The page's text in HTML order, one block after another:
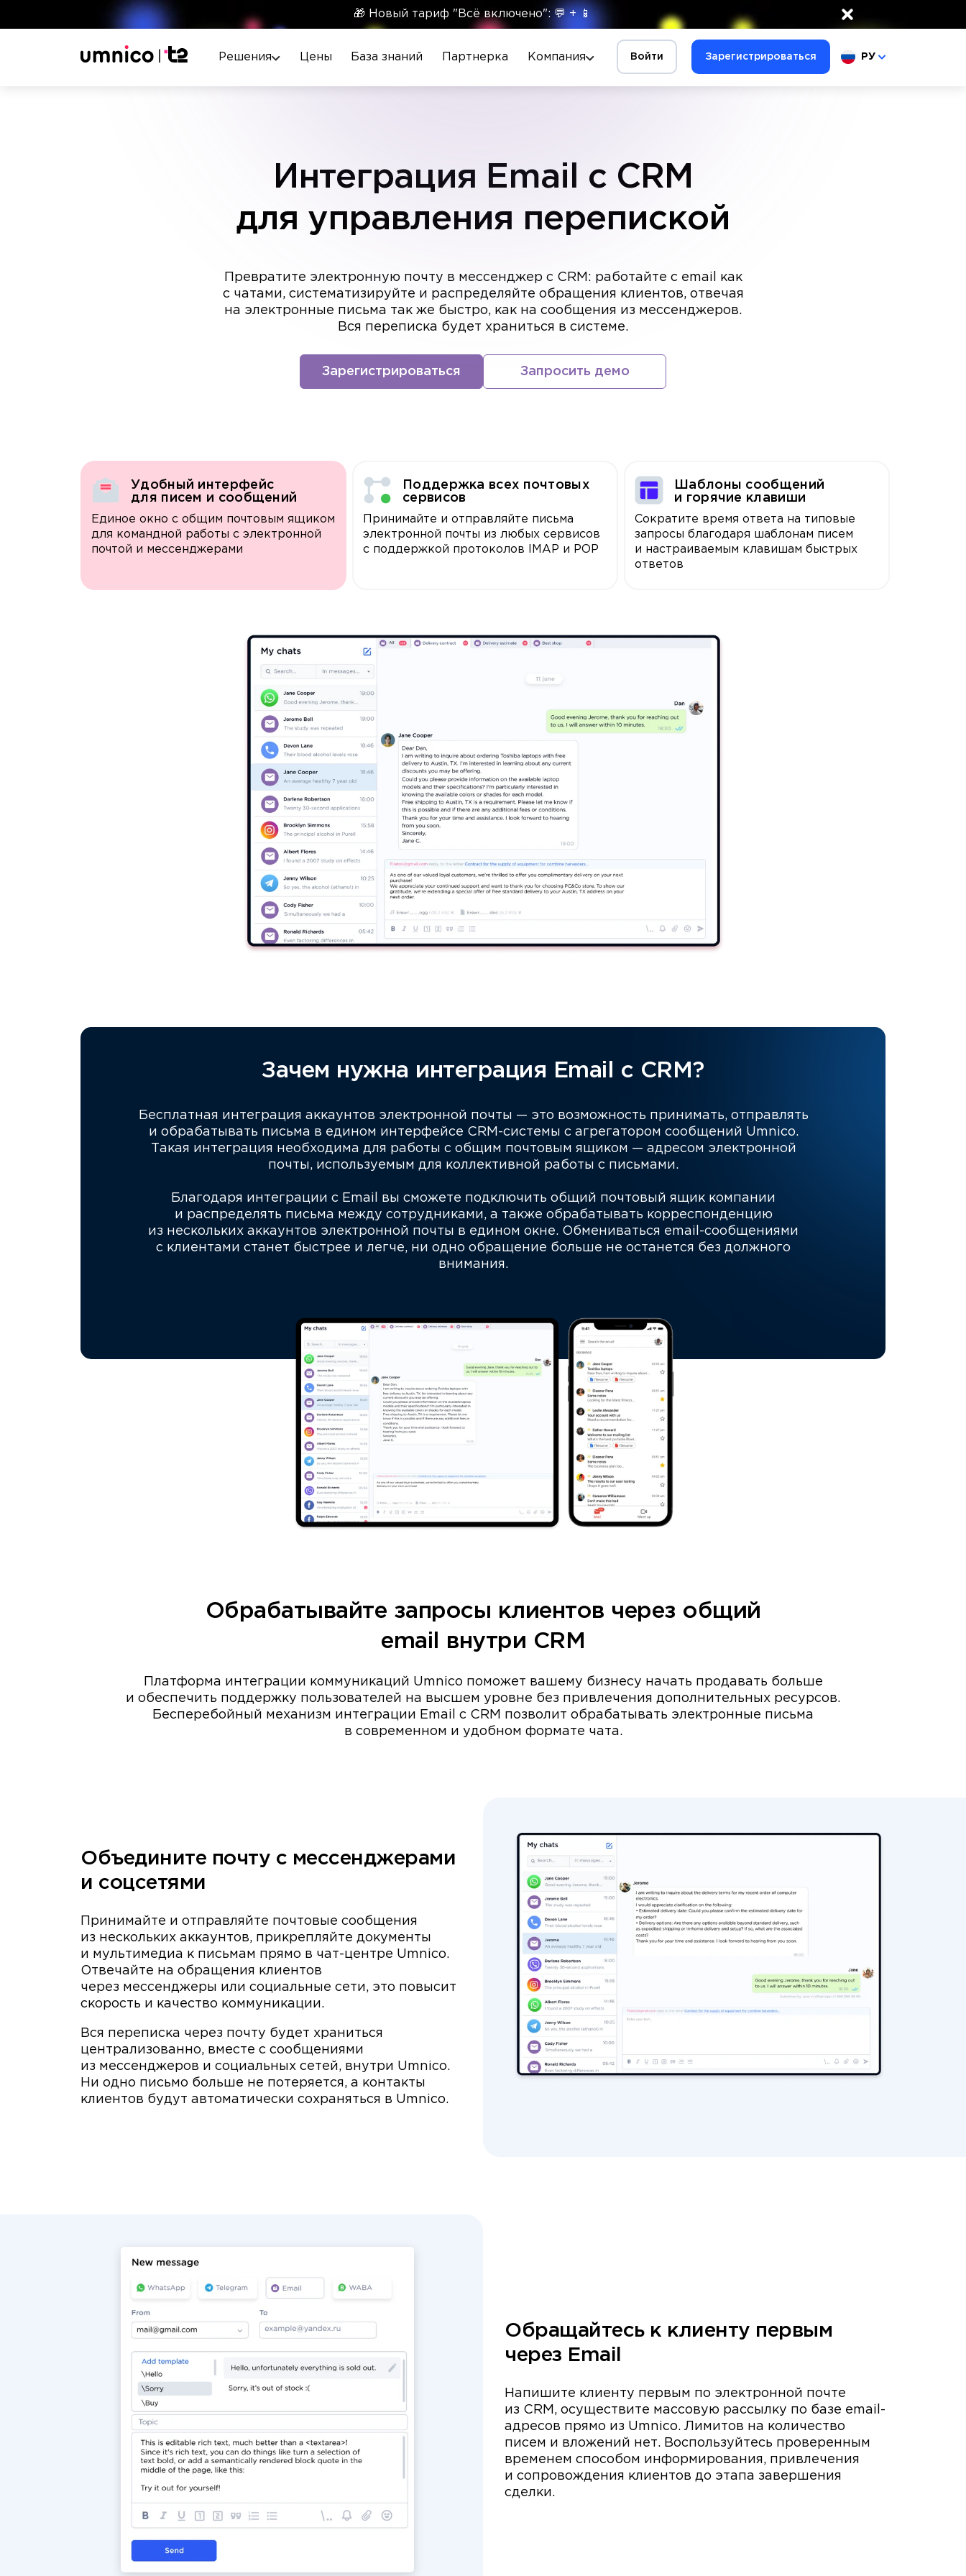
🎁 Новый тариф "Всё включено": 💬 + 📱 ×
Решения Цены База знаний Партнерка Компания Войти Зарегистрироваться РУ
Интеграция Email с CRM
для управления перепиской
Превратите электронную почту в мессенджер с CRM: работайте с email как
с чатами, систематизируйте и распределяйте обращения клиентов, отвечая
на электронные письма так же быстро, как на сообщения из мессенджеров.
Вся переписка будет храниться в системе.
Зарегистрироваться Запросить демо
Удобный интерфейс
для писем и сообщений
Единое окно с общим почтовым ящиком
для командной работы с электронной
почтой и мессенджерами
Поддержка всех почтовых
сервисов
Принимайте и отправляйте письма
электронной почты из любых сервисов
с поддержкой протоколов IMAP и POP
Шаблоны сообщений
и горячие клавиши
Сократите время ответа на типовые
запросы благодаря шаблонам писем
и настраиваемым клавишам быстрых
ответов
Зачем нужна интеграция Email с CRM?
Бесплатная интеграция аккаунтов электронной почты — это возможность принимать, отправлять
и обрабатывать письма в едином интерфейсе CRM-системы с агрегатором сообщений Umnico.
Такая интеграция необходима для работы с общим почтовым ящиком — адресом электронной
почты, используемым для коллективной работы с письмами.
Благодаря интеграции с Email вы сможете подключить общий почтовый ящик компании
и распределять письма между сотрудниками, а также обрабатывать корреспонденцию
из нескольких аккаунтов электронной почты в едином окне. Обмениваться email-сообщениями
с клиентами станет быстрее и легче, ни одно обращение больше не останется без должного
внимания.
Обрабатывайте запросы клиентов через общий
email внутри CRM
Платформа интеграции коммуникаций Umnico поможет вашему бизнесу начать продавать больше
и обеспечить поддержку пользователей на высшем уровне без привлечения дополнительных ресурсов.
Бесперебойный механизм интеграции Email c CRM позволит обрабатывать электронные письма
в современном и удобном формате чата.
Объедините почту с мессенджерами
и соцсетями
Принимайте и отправляйте почтовые сообщения
из нескольких аккаунтов, прикрепляйте документы
и мультимедиа к письмам прямо в чат-центре Umnico.
Отвечайте на обращения клиентов
через мессенджеры или социальные сети, это повысит
скорость и качество коммуникации.
Вся переписка через почту будет храниться
централизованно, вместе с сообщениями
из мессенджеров и социальных сетей, внутри Umnico.
Ни одно письмо больше не потеряется, а контакты
клиентов будут автоматически сохраняться в Umnico.
Обращайтесь к клиенту первым
через Email
Напишите клиенту первым по электронной почте
из CRM, осуществите массовую рассылку по базе email-
адресов прямо из Umnico. Лимитов на количество
писем и вложений нет. Воспользуйтесь проверенным
временем способом информирования, привлечения
и сопровождения клиентов до этапа завершения
сделки.